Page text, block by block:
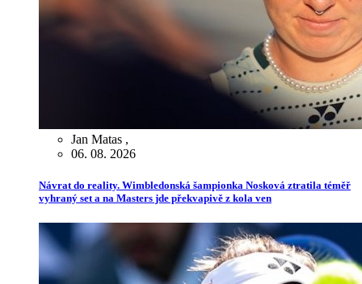
Jan Matas ,
06. 08. 2026
Návrat do reality. Wimbledonská šampionka Nosková ztratila téměř
vyhraný set a na Masters jde překvapivě z kola ven